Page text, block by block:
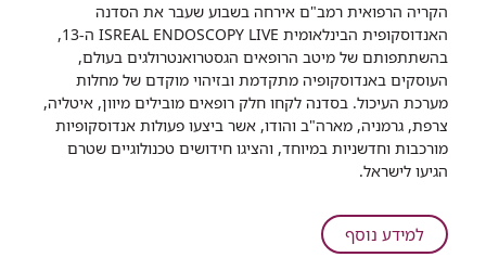
שיתוף
רמב"ם:
טכנולוגיה
חדשה
מאפשרת
אבחון
מדויק
דרכי
המרה
הקריה הרפואית רמב"ם אירחה בשבוע שעבר את הסדנה
האנדוסקופית הבינלאומית ISREAL ENDOSCOPY LIVE ה-13,
בהשתתפותם של מיטב הרופאים הגסטרואנטרולגים בעולם,
העוסקים באנדוסקופיה מתקדמת ובזיהוי מוקדם של מחלות
מערכת העיכול. בסדנה לקחו חלק רופאים מובילים מיוון, איטליה,
צרפת, גרמניה, מארה"ב והודו, אשר ביצעו פעולות אנדוסקופיות
מורכבות וחדשניות במיוחד, והציגו חידושים טכנולוגיים שטרם
הגיעו לישראל. ​​
למידע נוסףעל
רמב"ם: